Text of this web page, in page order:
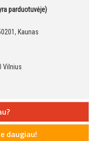
parduotuvėje)
Kaunas
Vilnius
daugiau!